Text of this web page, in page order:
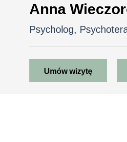
Anna
Psycholog,
Umów wizytę